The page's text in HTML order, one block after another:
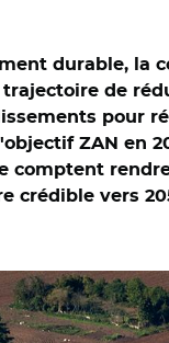
durable, la
de
pour
ZAN en
vers